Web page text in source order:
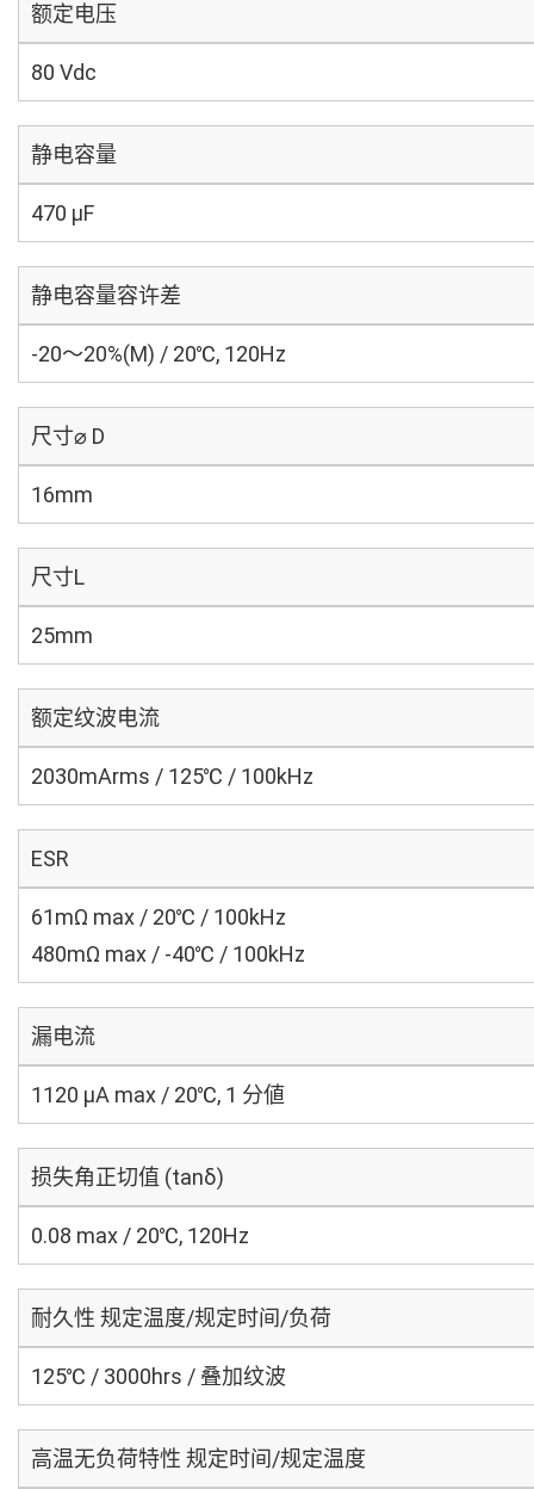
额定电压
80 Vdc
静电容量
470 µF
静电容量容许差
-20～20%(M) / 20℃, 120Hz
尺寸⌀ D
16mm
尺寸L
25mm
额定纹波电流
2030mArms / 125℃ / 100kHz
ESR
61mΩ max / 20℃ / 100kHz
480mΩ max / -40℃ / 100kHz
漏电流
1120 μA max / 20℃, 1 分値
损失角正切值 (tanδ)
0.08 max / 20℃, 120Hz
耐久性 规定温度/规定时间/负荷
125℃ / 3000hrs / 叠加纹波
高温无负荷特性 规定时间/规定温度